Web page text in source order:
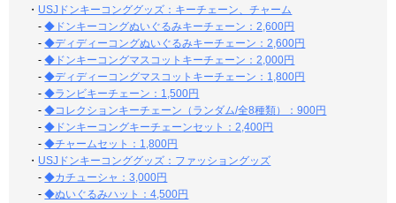
・ USJドンキーコンググッズ：キーチェーン、チャーム
-◆ドンキーコングぬいぐるみキーチェーン：2,600円
-◆ディディーコングぬいぐるみキーチェーン：2,600円
-◆ドンキーコングマスコットキーチェーン：2,000円
-◆ディディーコングマスコットキーチェーン：1,800円
-◆ランビキーチェーン：1,500円
-◆コレクションキーチェーン（ランダム/全8種類）：900円
-◆ドンキーコングキーチェーンセット：2,400円
-◆チャームセット：1,800円
・ USJドンキーコンググッズ：ファッショングッズ
-◆カチューシャ：3,000円
-◆ぬいぐるみハット：4,500円